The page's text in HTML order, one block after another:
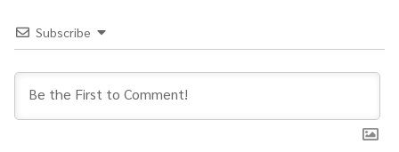
Subscribe